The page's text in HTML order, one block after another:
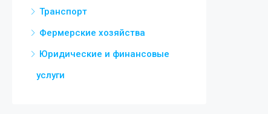
Транспорт
Фермерские хозяйства
Юридические и финансовые
услуги